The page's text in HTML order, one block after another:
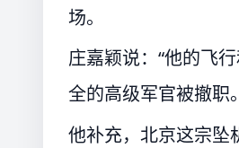
场。
庄嘉颖说：“他的飞
全的高级军官被撤职
他补充，北京这宗坠